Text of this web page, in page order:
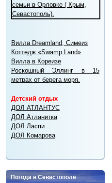
семьи в Орловке ( Крым,
Севастополь).
Вилла Dreamland, Симеиз
Коттедж «Swamp Land»
Вилла в Кореизе
Роскошный Эллинг в 15
метрах от берега моря.
Детский отдых
ДОЛ АТЛАНТУС
ДОЛ Атланитка
ДОЛ Ласпи
ДОЛ Комарова
Погода в Севастополе